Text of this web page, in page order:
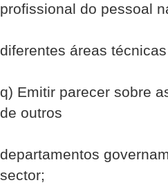
profissional do pessoal
diferentes áreas
q) Emitir parecer sobre
de outros
departamentos
sector;